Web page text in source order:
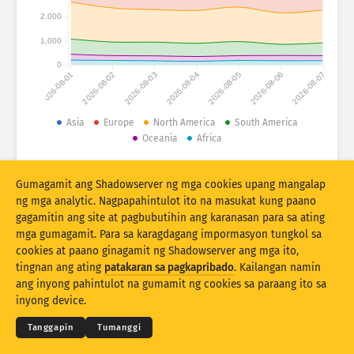
Mga istatistika ng atake: Mga Device
Set ng datos
Limitasyon
Mga resulta ng automatically update
I-update I-reset
I-download bilang PNG
2026-08-01 2026-08-02 2026-08-03 2026-08-04 2026-08-05 2026-08-06 2026-08-07
0
1,000
2,000
Asia Europe North America
South America
Oceania
Africa
© 2026THE SHADOWSERVER FOUNDATION
Pagkapribaduhan at Mga Tuntunin
Makipag-ugnayan sa amin
Pasasalamat
Gumagamit ang Shadowserver ng mga cookies upang mangalap
ng mga analytic. Nagpapahintulot ito na masukat kung paano
gagamitin ang site at pagbubutihin ang karanasan para sa ating
mga gumagamit. Para sa karagdagang impormasyon tungkol sa
cookies at paano ginagamit ng Shadowserver ang mga ito,
tingnan ang ating patakaran sa pagkapribado. Kailangan namin
ang inyong pahintulot na gumamit ng cookies sa paraang ito sa
inyong device.
Tanggapin Tumanggi